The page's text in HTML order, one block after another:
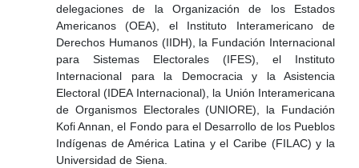
delegaciones de la Organización de los Estados
Americanos (OEA), el Instituto Interamericano de
Derechos Humanos (IIDH), la Fundación Internacional
para Sistemas Electorales (IFES), el Instituto
Internacional para la Democracia y la Asistencia
Electoral (IDEA Internacional), la Unión Interamericana
de Organismos Electorales (UNIORE), la Fundación
Kofi Annan, el Fondo para el Desarrollo de los Pueblos
Indígenas de América Latina y el Caribe (FILAC) y la
Universidad de Siena.